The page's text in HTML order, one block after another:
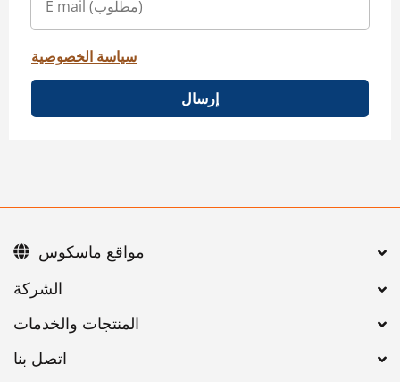
سياسة الخصوصية
إرسال
اتصل بنا
مواقع ماسكوس